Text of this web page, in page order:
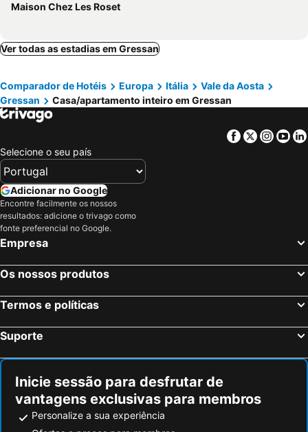
Maison Chez Les Roset
Ver todas as estadias em Gressan
Comparador de Hotéis Europa Itália
Vale da Aosta
Gressan
Casa/apartamento inteiro em Gressan
Facebook
Twitter
Selecione o seu país
Adicionar no Google
Encontre facilmente os nossos
resultados: adicione o trivago como
fonte preferencial no Google.
Empresa
Os nossos produtos
Termos e políticas
Suporte
Inicie sessão para desfrutar de
vantagens exclusivas para membros
Personalize a sua experiência